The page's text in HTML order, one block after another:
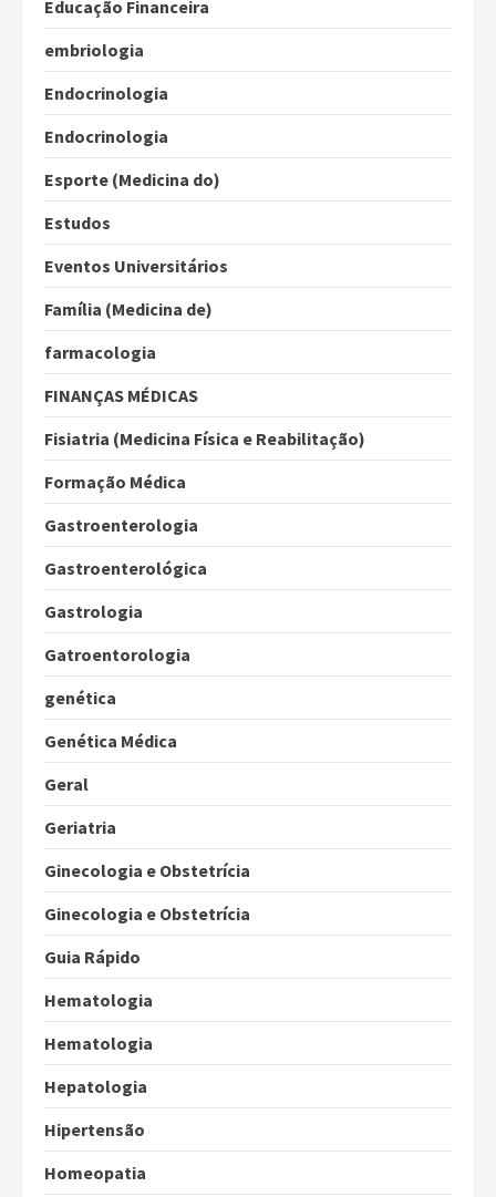
Educação Financeira
embriologia
Endocrinologia
Endocrinologia
Esporte (Medicina do)
Estudos
Eventos Universitários
Família (Medicina de)
farmacologia
FINANÇAS MÉDICAS
Fisiatria (Medicina Física e Reabilitação)
Formação Médica
Gastroenterologia
Gastroenterológica
Gastrologia
Gatroentorologia
genética
Genética Médica
Geral
Geriatria
Ginecologia e Obstetrícia
Ginecologia e Obstetrícia
Guia Rápido
Hematologia
Hematologia
Hepatologia
Hipertensão
Homeopatia